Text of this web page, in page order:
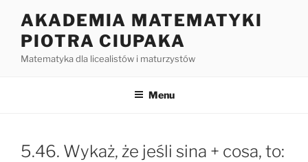
treści
AKADEMIA MATEMATYKI
PIOTRA CIUPAKA
Matematyka dla licealistów i maturzystów
Menu
5.46. Wykaż, że jeśli sina + cosa, to: